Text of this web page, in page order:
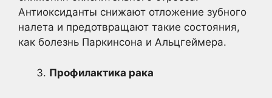
Антиоксиданты снижают отложение зубного
налета и предотвращают такие состояния,
как болезнь Паркинсона и Альцгеймера.
Профилактика рака